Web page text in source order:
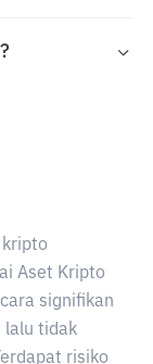
kripto
Aset Kripto
signifikan
lalu tidak
risiko